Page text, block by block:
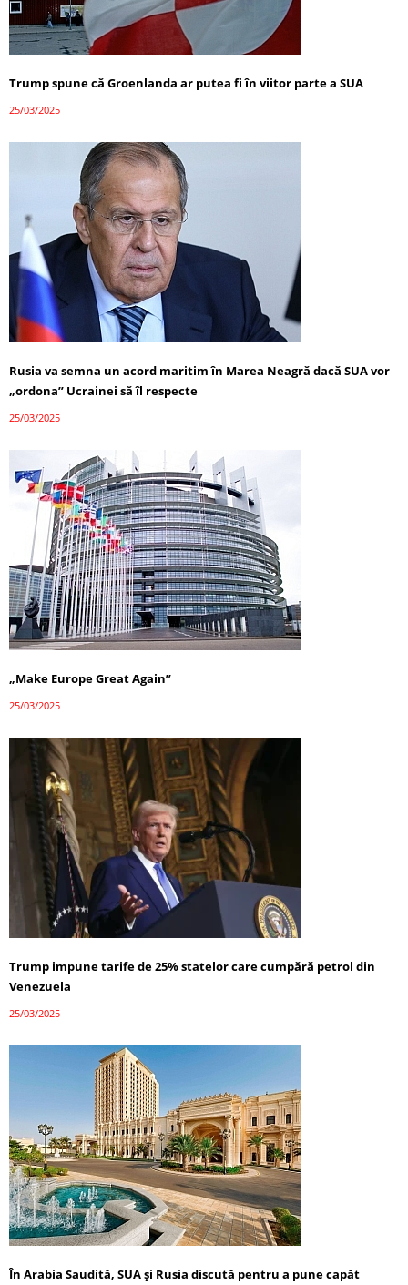
Trump spune că Groenlanda ar putea fi în viitor parte a SUA
25/03/2025
Rusia va semna un acord maritim în Marea Neagră dacă SUA vor
„ordona” Ucrainei să îl respecte
25/03/2025
„Make Europe Great Again”
25/03/2025
Trump impune tarife de 25% statelor care cumpără petrol din
Venezuela
25/03/2025
În Arabia Saudită, SUA și Rusia discută pentru a pune capăt